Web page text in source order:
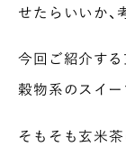
せたらいいか、
今回ご紹介す
穀物系のスイー
そもそも玄米茶